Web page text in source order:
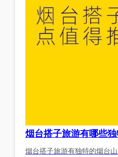
烟台搭子旅游有哪些
烟台搭子旅游有独特的烟台